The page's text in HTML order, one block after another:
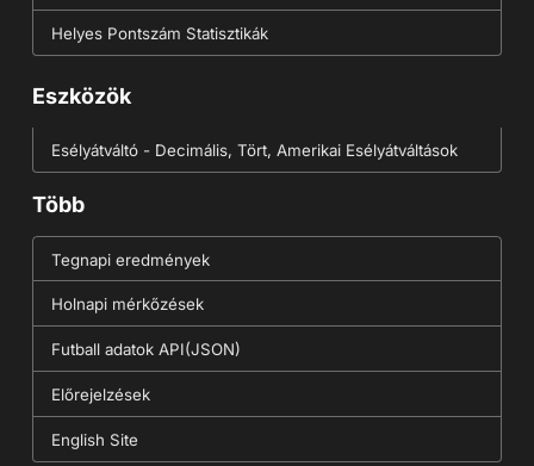
Helyes Pontszám Statisztikák
Eszközök
Esélyátváltó - Decimális, Tört, Amerikai Esélyátváltások
Több
Tegnapi eredmények
Holnapi mérkőzések
Futball adatok API(JSON)
Előrejelzések
English Site